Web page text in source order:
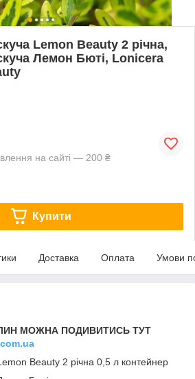
Lemon Beauty 2 річна,
Лемон Бюті, Lonicera
на сайті — 200 ₴
Купити
Доставка Оплата Умови
МОЖНА ПОДИВИТИСЬ ТУТ
Beauty 2 річна 0,5 л контейнер